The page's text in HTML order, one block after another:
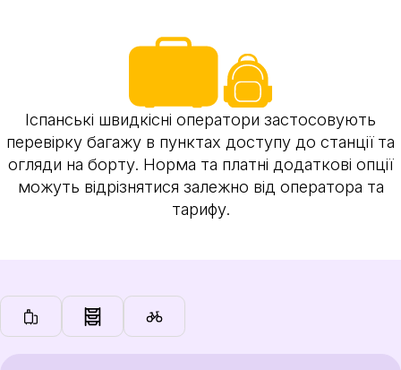
Іспанські швидкісні оператори застосовують
перевірку багажу в пунктах доступу до станції та
огляди на борту. Норма та платні додаткові опції
можуть відрізнятися залежно від оператора та
тарифу.